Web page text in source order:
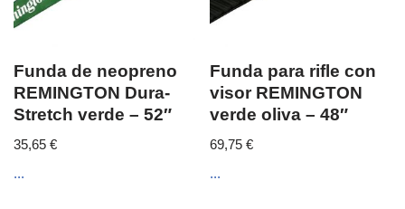
Funda de neopreno
REMINGTON Dura-
Stretch verde – 52″
35,65 €
...
Funda para rifle con
visor REMINGTON
verde oliva – 48″
69,75€
...